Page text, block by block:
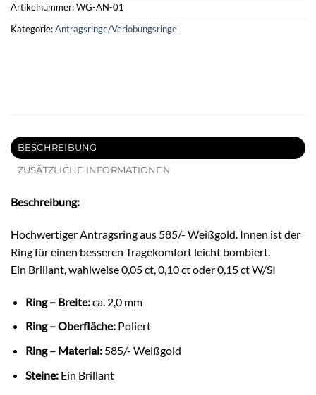
Artikelnummer:WG-AN-01
Kategorie:Antragsringe/Verlobungsringe
BESCHREIBUNG
ZUSÄTZLICHE INFORMATIONEN
Beschreibung:
Hochwertiger Antragsring aus 585/- Weißgold. Innen ist der
Ring für einen besseren Tragekomfort leicht bombiert.
Ein Brillant, wahlweise 0,05 ct, 0,10 ct oder 0,15 ct W/SI
Ring – Breite:ca. 2,0 mm
Ring – Oberfläche:Poliert
Ring – Material:585/- Weißgold
Steine:Ein Brillant